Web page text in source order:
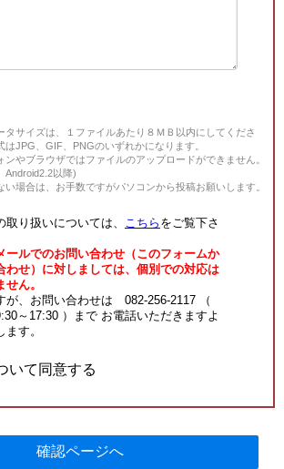
サイズは、１ファイルあたり８ＭＢ以内にしてくださ
はJPG、GIF、PNGのいずれかになります。
やブラウザではファイルのアップロードができません。
Android2.2以降)
場合は、お手数ですがパソコンから投稿お願いします。
取り扱いについては、 こちら をご覧下さ
ールでのお問い合わせ（このフォームか
わせ）に対しましては、個別での対応は
ん。
が、お問い合わせは 082-256-2117 （
～17:30 ）まで お電話いただきますよ
す。
いて同意する
確認ページへ